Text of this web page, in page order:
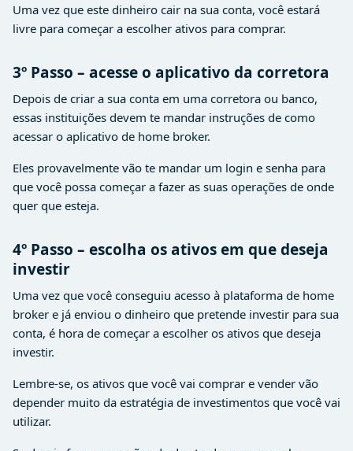
Uma vez que este dinheiro cair na sua conta, você estará
livre para começar a escolher ativos para comprar.
3º Passo – acesse o aplicativo da corretora
Depois de criar a sua conta em uma corretora ou banco,
essas instituições devem te mandar instruções de como
acessar o aplicativo de home broker.
Eles provavelmente vão te mandar um login e senha para
que você possa começar a fazer as suas operações de onde
quer que esteja.
4º Passo – escolha os ativos em que deseja
investir
Uma vez que você conseguiu acesso à plataforma de home
broker e já enviou o dinheiro que pretende investir para sua
conta, é hora de começar a escolher os ativos que deseja
investir.
Lembre-se, os ativos que você vai comprar e vender vão
depender muito da estratégia de investimentos que você vai
utilizar.